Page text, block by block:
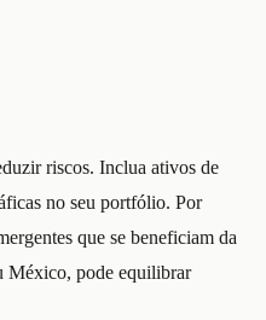
riscos. Inclua ativos de
no seu portfólio. Por
que se beneficiam da
México, pode equilibrar